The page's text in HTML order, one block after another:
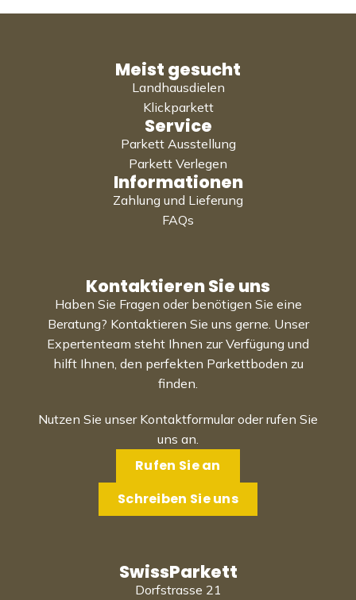
Meist gesucht
Landhausdielen
Klickparkett
Service
Parkett Ausstellung
Parkett Verlegen
Informationen
Zahlung und Lieferung
FAQs
Kontaktieren Sie uns
Haben Sie Fragen oder benötigen Sie eine
Beratung? Kontaktieren Sie uns gerne. Unser
Expertenteam steht Ihnen zur Verfügung und
hilft Ihnen, den perfekten Parkettboden zu
finden.
Nutzen Sie unser Kontaktformular oder rufen Sie
uns an.
Rufen Sie an
Schreiben Sie uns
SwissParkett
Dorfstrasse 21